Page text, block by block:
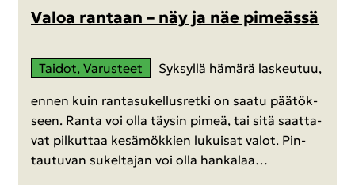
Valoa ran­taan – näy ja näe pi­meäs­sä
Tai­dot, Va­rus­teet Syk­syl­lä hä­mä­rä las­keu­tuu,
ennen kuin ran­ta­su­kel­lus­ret­ki on saatu pää­tök­
seen. Ranta voi olla täy­sin pimeä, tai sitä saat­ta­
vat pil­kut­taa ke­sä­mök­kien lu­kui­sat valot. Pin­
tau­tu­van su­kel­ta­jan voi olla han­ka­laa…